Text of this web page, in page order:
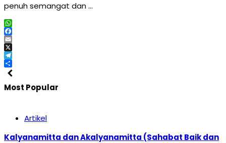
penuh semangat dan …
WhatsApp
Facebook
Email
X
Telegram
Share
Most Popular
Artikel
Kalyanamitta dan Akalyanamitta (Sahabat Baik dan